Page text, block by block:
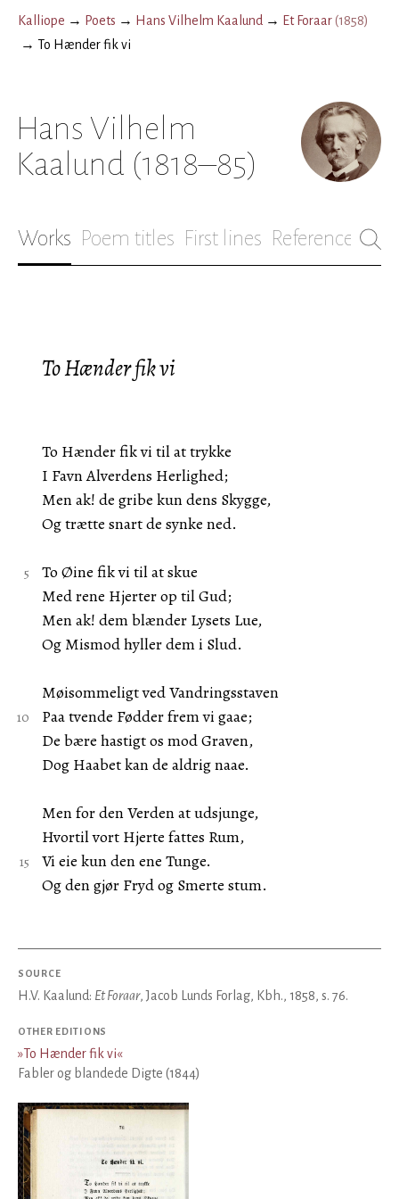
Kalliope → Poets → Hans Vilhelm Kaalund → Et Foraar(1858)
→ To Hænder fik vi
Hans Vilhelm
Kaalund (1818–85)
Works Poem titles First lines References
To Hænder fik vi
To Hænder fik vi til at trykke
I Favn Alverdens Herlighed;
Men ak! de gribe kun dens Skygge,
Og trætte snart de synke ned.
To Øine fik vi til at skue
Med rene Hjerter op til Gud;
Men ak! dem blænder Lysets Lue,
Og Mismod hyller dem i Slud.
Møisommeligt ved Vandringsstaven
Paa tvende Fødder frem vi gaae;
De bære hastigt os mod Graven,
Dog Haabet kan de aldrig naae.
Men for den Verden at udsjunge,
Hvortil vort Hjerte fattes Rum,
Vi eie kun den ene Tunge.
Og den gjør Fryd og Smerte stum.
SOURCE
H.V. Kaalund: Et Foraar, Jacob Lunds Forlag, Kbh., 1858, s. 76.
OTHER EDITIONS
»To Hænder fik vi«
Fabler og blandede Digte (1844)